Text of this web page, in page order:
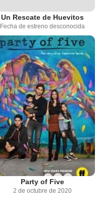
Un Rescate de Huevitos
Fecha de estreno desconocida
Party of Five
2 de octubre de 2020